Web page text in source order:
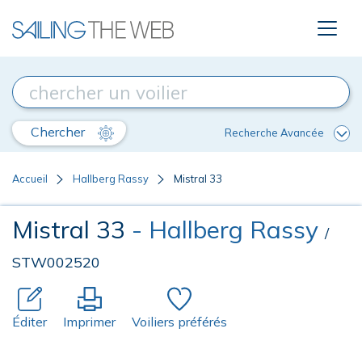
Chercher Recherche Avancée
Accueil Hallberg Rassy Mistral 33
Mistral 33 - Hallberg Rassy /
STW002520
Éditer Imprimer Voiliers préférés